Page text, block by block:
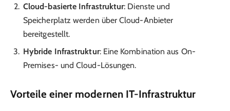
Cloud-basierte Infrastruktur: Dienste und
Speicherplatz werden über Cloud-Anbieter
bereitgestellt.
Hybride Infrastruktur: Eine Kombination aus On-
Premises- und Cloud-Lösungen.
Vorteile einer modernen IT-Infrastruktur